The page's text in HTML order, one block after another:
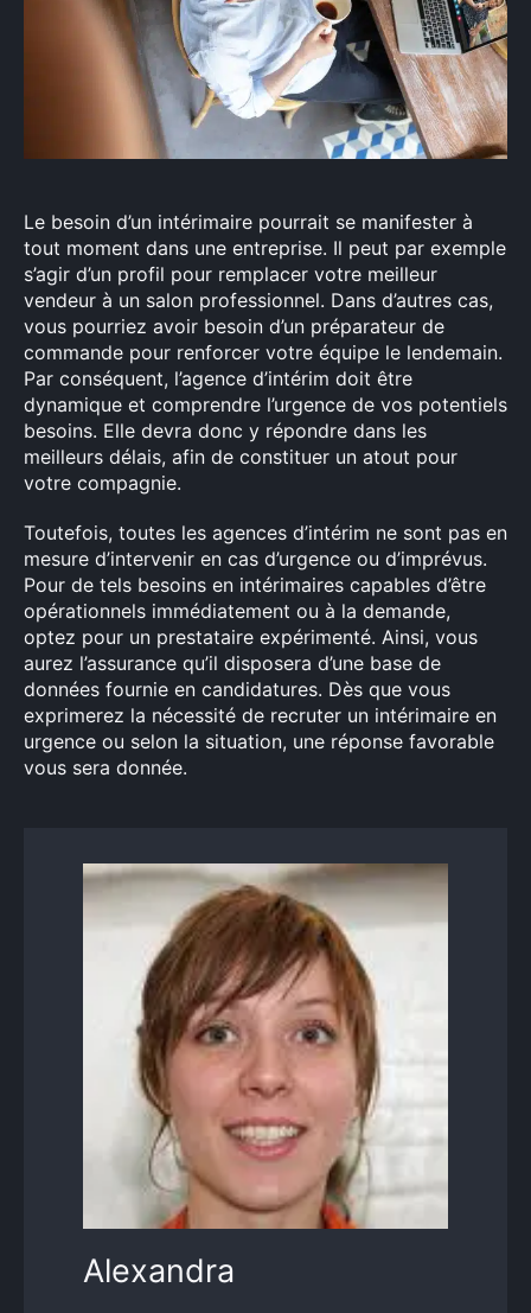
Le besoin d’un intérimaire pourrait se manifester à
tout moment dans une entreprise. Il peut par exemple
s’agir d’un profil pour remplacer votre meilleur
vendeur à un salon professionnel. Dans d’autres cas,
vous pourriez avoir besoin d’un préparateur de
commande pour renforcer votre équipe le lendemain.
Par conséquent, l’agence d’intérim doit être
dynamique et comprendre l’urgence de vos potentiels
besoins. Elle devra donc y répondre dans les
meilleurs délais, afin de constituer un atout pour
votre compagnie.
Toutefois, toutes les agences d’intérim ne sont pas en
mesure d’intervenir en cas d’urgence ou d’imprévus.
Pour de tels besoins en intérimaires capables d’être
opérationnels immédiatement ou à la demande,
optez pour un prestataire expérimenté. Ainsi, vous
aurez l’assurance qu’il disposera d’une base de
données fournie en candidatures. Dès que vous
exprimerez la nécessité de recruter un intérimaire en
urgence ou selon la situation, une réponse favorable
vous sera donnée.
Alexandra
Rechercher